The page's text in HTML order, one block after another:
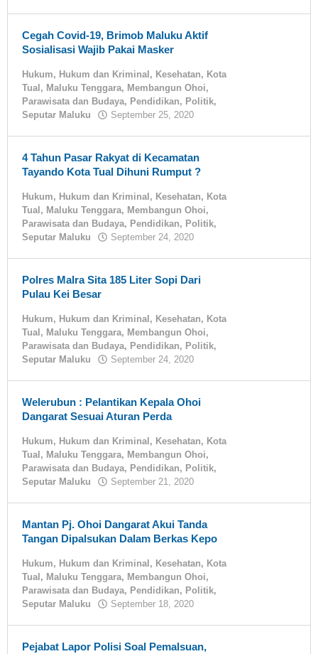
Cegah Covid-19, Brimob Maluku Aktif
Sosialisasi Wajib Pakai Masker
Hukum, Hukum dan Kriminal , Kesehatan, Kota
Tual , Maluku Tenggara, Membangun Ohoi,
Parawisata dan Budaya, Pendidikan, Politik,
Seputar Maluku
September 25, 2020
4 Tahun Pasar Rakyat di Kecamatan
Tayando Kota Tual Dihuni Rumput ?
Hukum, Hukum dan Kriminal , Kesehatan, Kota
Tual , Maluku Tenggara, Membangun Ohoi,
Parawisata dan Budaya, Pendidikan, Politik,
Seputar Maluku
September 24, 2020
Polres Malra Sita 185 Liter Sopi Dari
Pulau Kei Besar
Hukum, Hukum dan Kriminal , Kesehatan, Kota
Tual , Maluku Tenggara, Membangun Ohoi,
Parawisata dan Budaya, Pendidikan, Politik,
Seputar Maluku
September 24, 2020
Welerubun : Pelantikan Kepala Ohoi
Dangarat Sesuai Aturan Perda
Hukum, Hukum dan Kriminal , Kesehatan, Kota
Tual , Maluku Tenggara, Membangun Ohoi,
Parawisata dan Budaya, Pendidikan, Politik,
Seputar Maluku
September 21, 2020
Mantan Pj. Ohoi Dangarat Akui Tanda
Tangan Dipalsukan Dalam Berkas Kepo
Hukum, Hukum dan Kriminal , Kesehatan, Kota
Tual , Maluku Tenggara, Membangun Ohoi,
Parawisata dan Budaya, Pendidikan, Politik,
Seputar Maluku
September 18, 2020
Pejabat Lapor Polisi Soal Pemalsuan,